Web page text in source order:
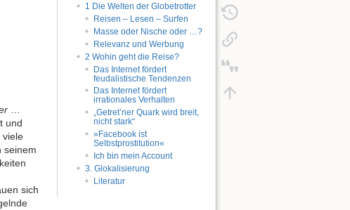
1 Die Welten der Globetrotter
Reisen – Lesen – Surfen
Masse oder Nische oder …?
Relevanz und Werbung
2 Wohin geht die Reise?
Das Internet fördert
feudalistische Tendenzen
Das Internet fördert
irrationales Verhalten
„Getret’ner Quark wird breit,
nicht stark“
»Facebook ist
Selbstprostitution«
Ich bin mein Account
3. Glokalisierung
Literatur
…
und
viele
seinem
sich